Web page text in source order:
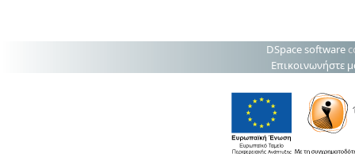
DSpace software
Επικοινωνήστε